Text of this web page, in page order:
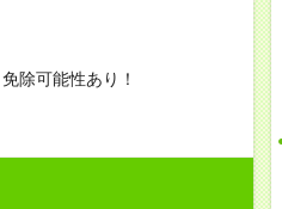
除可能性あり！